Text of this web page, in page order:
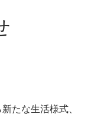
たな生活様式、